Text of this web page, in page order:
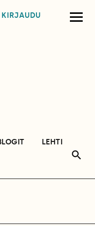
KIRJAUDU
LEHTI